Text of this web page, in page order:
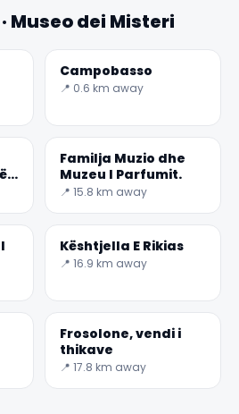
Museo dei Misteri
Campobasso
📍 0.6 km away
Familja Muzio dhe
Muzeu I Parfumit.
📍 15.8 km away
Kështjella E Rikias
📍 16.9 km away
Frosolone, vendi i
thikave
📍 17.8 km away
2026
worldwide